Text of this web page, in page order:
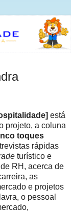
está
projeto, a coluna
toques
rápidas
turístico e
RH, acerca de
as
e projetos
o pessoal